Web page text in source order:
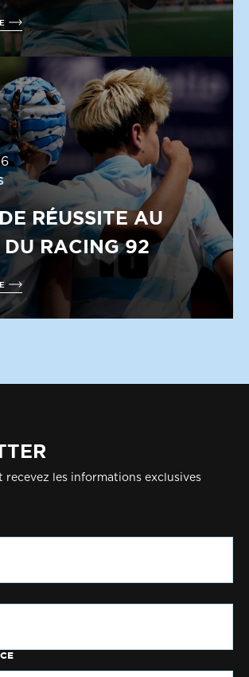
RÉUSSITE AU
DU RACING 92
recevez les informations exclusives